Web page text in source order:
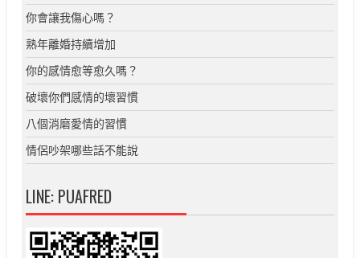
你會讓我傷心嗎？
熟年離婚持續增加
你的感情愈等愈久嗎？
破壞你們感情的壞習慣
八個消磨愛情的習慣
情侶吵架哪些話不能說
LINE: PUAFRED